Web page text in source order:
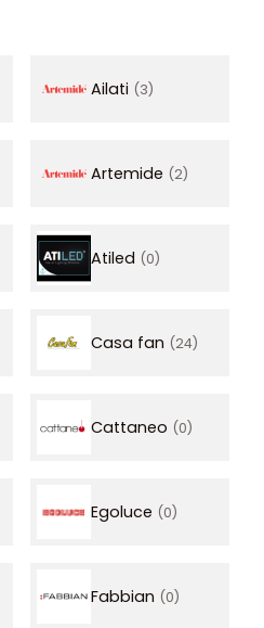
Ailati (3)
Artemide (2)
Atiled (0)
Casa fan (24)
Cattaneo (0)
Egoluce (0)
Fabbian (0)